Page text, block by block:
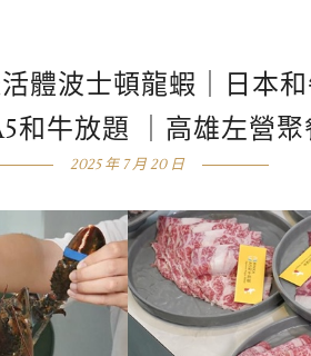
體波士頓龍蝦｜日本
和牛放題 ｜高雄左營聚
2025 年 7 月 20 日